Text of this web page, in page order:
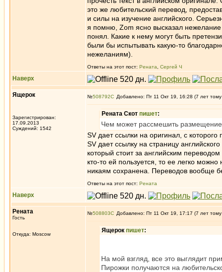
это же любительский перевод,
и силы на изучение английского.
я помню, Zom ясно высказал нежелание
понял. Какие к нему могут быть
были бы испытывать какую-то
нежеланиям).
Ответы на этот пост: Рената Сергей Ч
Наверх
Ящерок
Зарегистрирован:
17.09.2013
Суждений: 1542
№508792 Добавлено: Пт 11 Окт 19, 16:28 (7 лет
Рената Скот пишет:
Чем может рассмешить размещение
SV дает ссылки на оригинал, с которого
SV дает ссылку на страницу
который стоит за английским
кто-то ей пользуется, то ее легко
никаям сохранена. Переводов вообще
Ответы на этот пост: Рената
Наверх
Рената
Гость
Откуда: Moscow
№508803 Добавлено: Пт 11 Окт 19, 17:17 (7 лет
Ящерок пишет:
На мой взгляд, все это выглядит
Пирожки получаются на